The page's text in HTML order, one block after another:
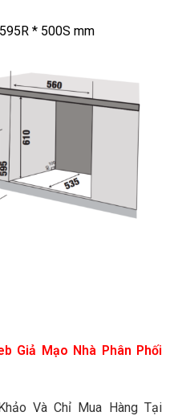
* 500S mm
Giả Mạo Nhà Phân Phối
Và Chỉ Mua Hàng Tại